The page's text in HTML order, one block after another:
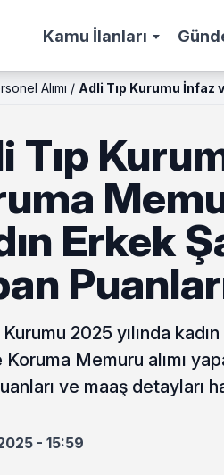
Kamu İlanları
Alımı / Adli Tıp Kurumu İnfaz
Tıp
Erkek
Kurumu 2025 yılında
Koruma Memuru alımı
ve maaş detayları
- 15:59